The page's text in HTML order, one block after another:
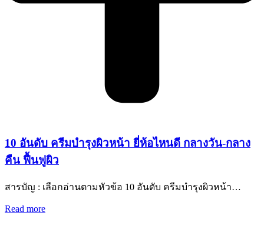
10 อันดับ ครีมบํารุงผิวหน้า ยี่ห้อไหนดี กลางวัน-กลาง
คืน ฟื้นฟูผิว
สารบัญ : เลือกอ่านตามหัวข้อ 10 อันดับ ครีมบํารุงผิวหน้า…
Read more